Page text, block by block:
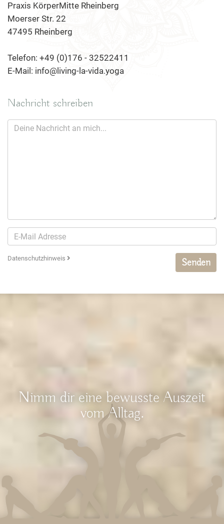
Praxis KörperMitte Rheinberg
Moerser Str. 22
47495 Rheinberg
Telefon: +49 (0)176 - 32522411
E-Mail: info@living-la-vida.yoga
Nachricht schreiben
Datenschutzhinweis Senden
Nimm dir eine bewusste Auszeit
vom Alltag.